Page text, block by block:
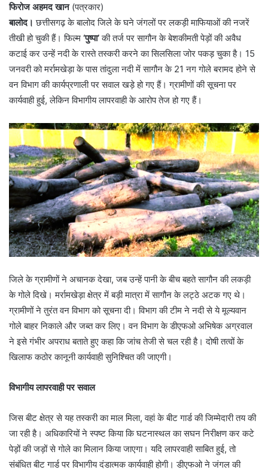
फिरोज अहमद खान(पत्रकार)
बालोद। छत्तीसगढ़ के बालोद जिले के घने जंगलों पर लकड़ी माफियाओं की नजरें
तीखी हो चुकी हैं। फिल्म ‘पुष्पा’की तर्ज पर सागौन के बेशकीमती पेड़ों की अवैध
कटाई कर उन्हें नदी के रास्ते तस्करी करने का सिलसिला जोर पकड़ चुका है। 15
जनवरी को मर्रामखेड़ा के पास तांदुला नदी में सागौन के 21 नग गोले बरामद होने से
वन विभाग की कार्यप्रणाली पर सवाल खड़े हो गए हैं। ग्रामीणों की सूचना पर
कार्यवाही हुई, लेकिन विभागीय लापरवाही के आरोप तेज हो गए हैं।
जिले के ग्रामीणों ने अचानक देखा, जब उन्हें पानी के बीच बहते सागौन की लकड़ी
के गोले दिखे। मर्रामखेड़ा क्षेत्र में बड़ी मात्रा में सागौन के लट्ठे अटक गए थे।
ग्रामीणों ने तुरंत वन विभाग को सूचना दी। विभाग की टीम ने नदी से ये मूल्यवान
गोले बाहर निकाले और जब्त कर लिए। वन विभाग के डीएफओ अभिषेक अग्रवाल
ने इसे गंभीर अपराध बताते हुए कहा कि जांच तेजी से चल रही है। दोषी तत्वों के
खिलाफ कठोर कानूनी कार्यवाही सुनिश्चित की जाएगी।
विभागीय लापरवाही पर सवाल
जिस बीट क्षेत्र से यह तस्करी का माल मिला, वहां के बीट गार्ड की जिम्मेदारी तय की
जा रही है। अधिकारियों ने स्पष्ट किया कि घटनास्थल का सघन निरीक्षण कर कटे
पेड़ों की जड़ों से गोले का मिलान किया जाएगा। यदि लापरवाही साबित हुई, तो
संबंधित बीट गार्ड पर विभागीय दंडात्मक कार्यवाही होगी। डीएफओ ने जंगल की